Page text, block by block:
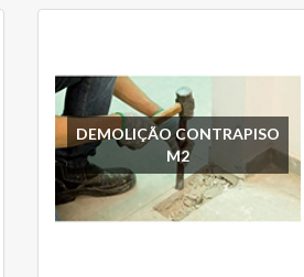
DEMOLIÇÃO CONTRAPISO
M2